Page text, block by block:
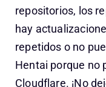
repositorios, los
hay
repetidos o no
Hentai porque no
Cloudflare. ¡No